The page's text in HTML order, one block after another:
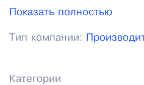
школах, домах отдыха,
ресторанах. Очень важно,
применяется ткань ПВХ
Показать полностью
Тип компании:
Категории